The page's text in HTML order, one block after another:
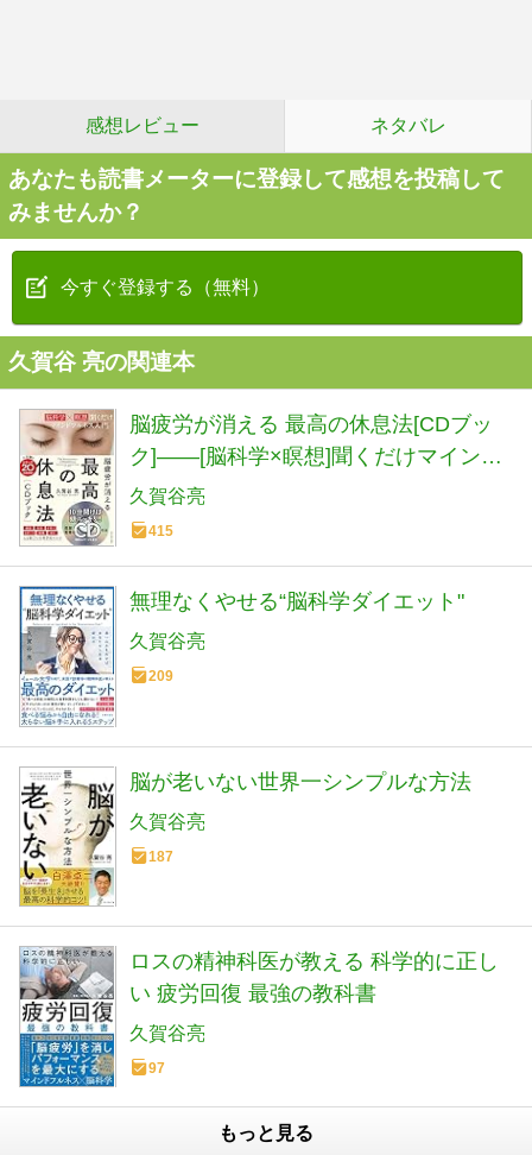
感想レビュー ネタバレ
あなたも読書メーターに登録して感想を投稿して
みませんか？
今すぐ登録する（無料）
久賀谷 亮の関連本
脳疲労が消える 最高の休息法[CDブッ
ク]――[脳科学×瞑想]聞くだけマインド
フルネス入門
久賀谷亮
415
無理なくやせる“脳科学ダイエット"
久賀谷亮
209
脳が老いない世界一シンプルな方法
久賀谷亮
187
ロスの精神科医が教える 科学的に正し
い 疲労回復 最強の教科書
久賀谷亮
97
もっと見る